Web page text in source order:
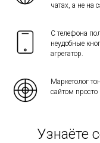
чатах, а не на
С телефона
неудобные
агрегатор.
Маркетолог
сайтом просто
Узнаёте